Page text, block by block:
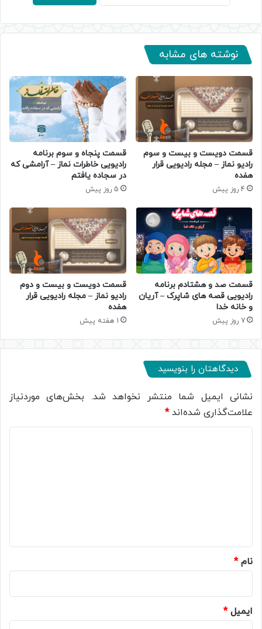
نوشته های مشابه
قسمت دویست و بیست و سوم
رادیو نماز – مجله رادیویی قرار
هفده
4 روز پیش
قسمت پنجاه و سوم برنامه
رادیویی خاطرات نماز – آرامشی که
در سجاده یافتم
5 روز پیش
قسمت صد و هشتادم برنامه
رادیویی قصه های شاپرک – آریان
و خانه خدا
7 روز پیش
قسمت دویست و بیست و دوم
رادیو نماز – مجله رادیویی قرار
هفده
1 هفته پیش
دیدگاهتان را بنویسید
نشانی ایمیل شما منتشر نخواهد شد. بخش‌های موردنیاز
علامت‌گذاری شده‌اند*
نام*
ایمیل*